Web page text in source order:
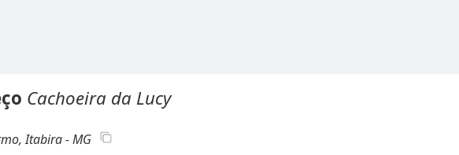
Cachoeira da Lucy
Itabira - MG